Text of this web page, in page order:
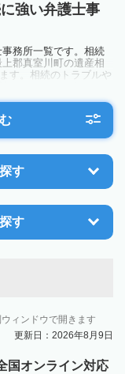
強い弁護士事
務所一覧です。相続
郡真室川町の遺産相
す。相続のトラブルや
してみましょう。
す
す
ィンドウで開きます
更新日：2026年8月9日
国オンライン対応